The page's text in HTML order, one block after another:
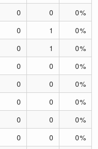
0 0
0%
0 1
0%
0 1
0%
0 0
0%
0 0
0%
0 0
0%
0 0
0%
0 0
0%